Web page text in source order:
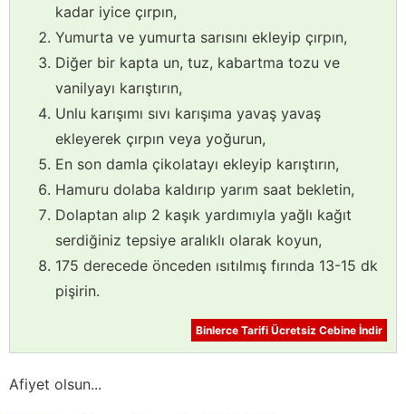
kadar iyice çırpın,
Yumurta ve yumurta sarısını ekleyip çırpın,
Diğer bir kapta un, tuz, kabartma tozu ve
vanilyayı karıştırın,
Unlu karışımı sıvı karışıma yavaş yavaş
ekleyerek çırpın veya yoğurun,
En son damla çikolatayı ekleyip karıştırın,
Hamuru dolaba kaldırıp yarım saat bekletin,
Dolaptan alıp 2 kaşık yardımıyla yağlı kağıt
serdiğiniz tepsiye aralıklı olarak koyun,
175 derecede önceden ısıtılmış fırında 13-15 dk
pişirin.
Binlerce Tarifi Ücretsiz Cebine İndir
Afiyet olsun...